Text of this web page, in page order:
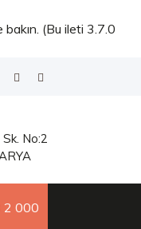
bakın. (Bu ileti 3.7.0
No:2
2 000